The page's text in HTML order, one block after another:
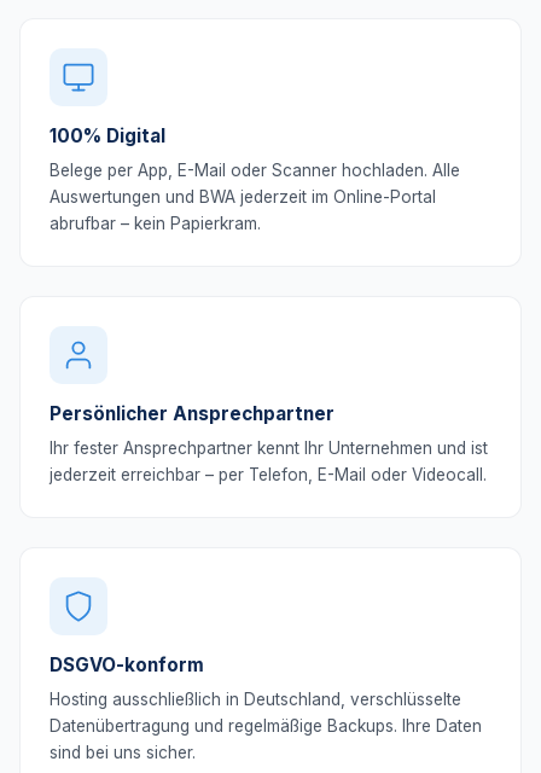
100% Digital
Belege per App, E-Mail oder Scanner hochladen. Alle
Auswertungen und BWA jederzeit im Online-Portal
abrufbar – kein Papierkram.
Persönlicher Ansprechpartner
Ihr fester Ansprechpartner kennt Ihr Unternehmen und ist
jederzeit erreichbar – per Telefon, E-Mail oder Videocall.
DSGVO-konform
Hosting ausschließlich in Deutschland, verschlüsselte
Datenübertragung und regelmäßige Backups. Ihre Daten
sind bei uns sicher.